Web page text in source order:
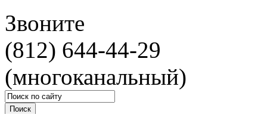
Звоните
(812) 644-44-29
(многоканальный)